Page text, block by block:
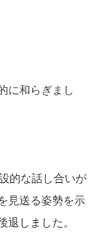
に和らぎまし
的な話し合いが
見送る姿勢を示
退しました。